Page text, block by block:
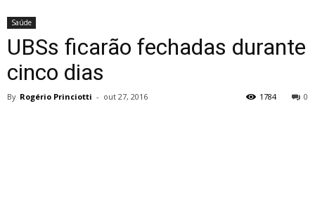
Saúde
UBSs ficarão fechadas durante
cinco dias
By Rogério Princiotti - out 27, 2016 0
1784